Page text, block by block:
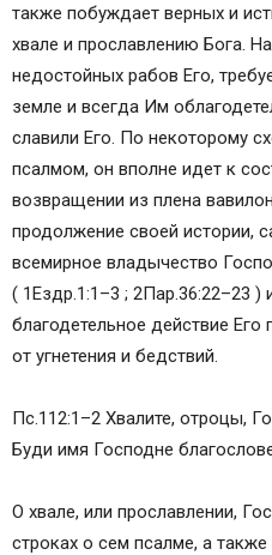
также побуждает верных и
хвале и прославлению Бога.
недостойных рабов Его,
земле и всегда Им
славили Его. По некоторому
псалмом, он вполне идет к
возвращении из плена
продолжение своей истории,
всемирное владычество
( 1Ездр.1:1–3 ; 2Пар.36:22–23 )
благодетельное действие
от угнетения и бедствий.
Пс.112:1–2 Хвалите, отроцы,
Буди имя Господне
О хвале, или прославлении,
строках о сем псалме, а